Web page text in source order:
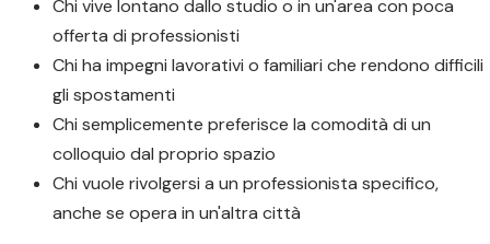
Chi vive lontano dallo studio o in un'area con poca
offerta di professionisti
Chi ha impegni lavorativi o familiari che rendono difficili
gli spostamenti
Chi semplicemente preferisce la comodità di un
colloquio dal proprio spazio
Chi vuole rivolgersi a un professionista specifico,
anche se opera in un'altra città